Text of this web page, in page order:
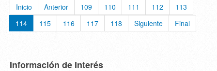
Inicio Anterior 109 110 111 112
113
114
115 116 117 118 Siguiente Final
Información de Interés